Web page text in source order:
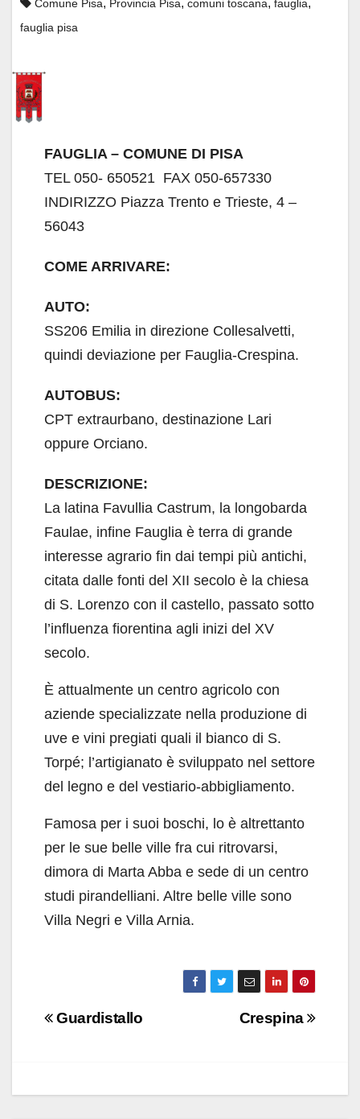
Comune Pisa, Provincia Pisa, comuni toscana, fauglia,
fauglia pisa
FAUGLIA – COMUNE DI PISA
TEL 050- 650521 FAX 050-657330
INDIRIZZO Piazza Trento e Trieste, 4 –
56043
COME ARRIVARE:
AUTO:
SS206 Emilia in direzione Collesalvetti,
quindi deviazione per Fauglia-Crespina.
AUTOBUS:
CPT extraurbano, destinazione Lari
oppure Orciano.
DESCRIZIONE:
La latina Favullia Castrum, la longobarda
Faulae, infine Fauglia è terra di grande
interesse agrario fin dai tempi più antichi,
citata dalle fonti del XII secolo è la chiesa
di S. Lorenzo con il castello, passato sotto
l’influenza fiorentina agli inizi del XV
secolo.
È attualmente un centro agricolo con
aziende specializzate nella produzione di
uve e vini pregiati quali il bianco di S.
Torpé; l’artigianato è sviluppato nel settore
del legno e del vestiario-abbigliamento.
Famosa per i suoi boschi, lo è altrettanto
per le sue belle ville fra cui ritrovarsi,
dimora di Marta Abba e sede di un centro
studi pirandelliani. Altre belle ville sono
Villa Negri e Villa Arnia.
Navigazione
Crespina
Guardistallo